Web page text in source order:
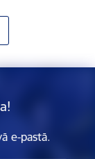
e-pastā.